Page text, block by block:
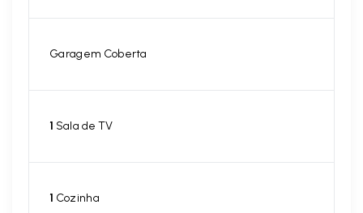
Garagem Coberta
1 Sala de TV
1 Cozinha